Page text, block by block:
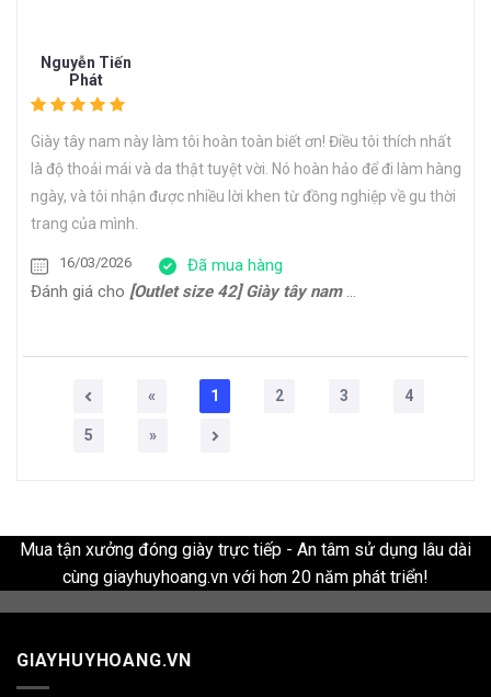
Nguyễn Tiến
Phát
Giày tây nam này làm tôi hoàn toàn biết ơn! Điều tôi thích nhất
là độ thoải mái và da thật tuyệt vời. Nó hoàn hảo để đi làm hàng
ngày, và tôi nhận được nhiều lời khen từ đồng nghiệp về gu thời
trang của mình.
16/03/2026
Đã mua hàng
Đánh giá cho [Outlet size 42] Giày tây nam Oxford công sở cao cấp ERIC
« 1 2 3 4
5 »
Mua tận xưởng đóng giày trực tiếp - An tâm sử dụng lâu dài
cùng giayhuyhoang.vn với hơn 20 năm phát triển!
GIAYHUYHOANG.VN